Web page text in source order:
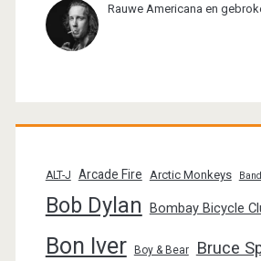
Rauwe Americana en
ALT-J Arcade Fire Arctic Monkeys
Bob Dylan Bombay Bicycle
Bon Iver Boy & Bear Bruce